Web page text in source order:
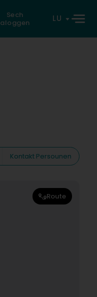
Sech
aloggen
LU
Kontakt Persounen
Route